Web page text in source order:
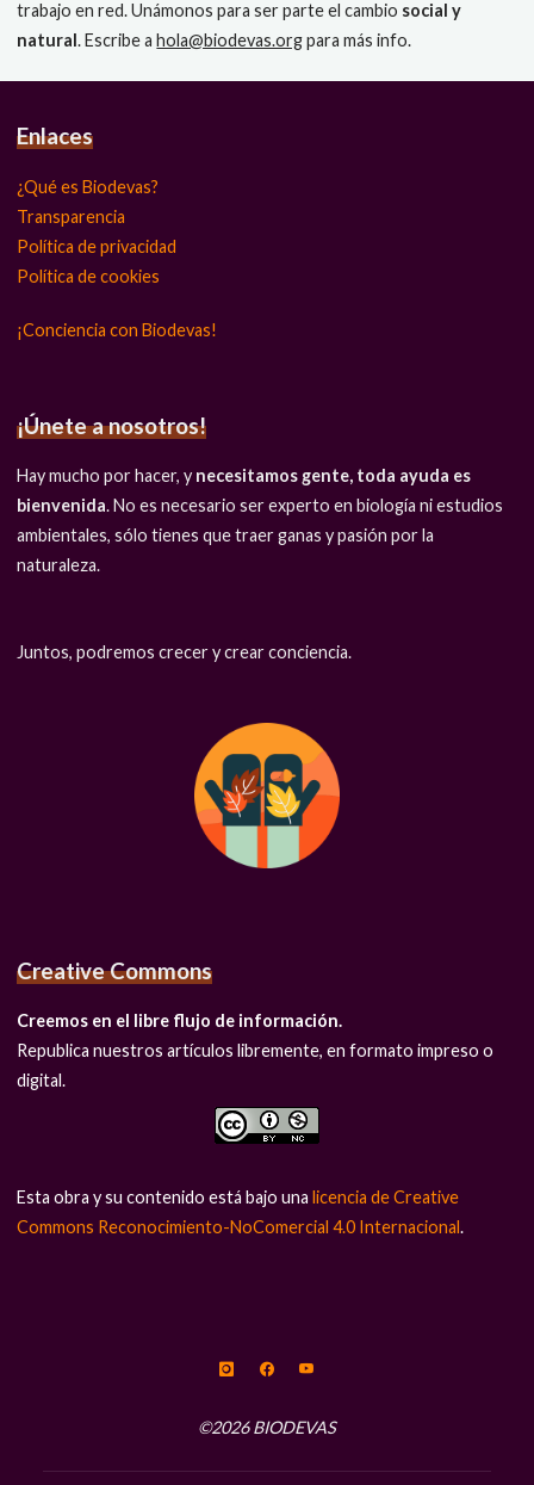
trabajo en red. Unámonos para ser parte el cambio social y
natural. Escribe ahola@biodevas.orgpara más info.
Enlaces
¿Qué es Biodevas?
Transparencia
Política de privacidad
Política de cookies
¡Conciencia con Biodevas!
¡Únete a nosotros!
Hay mucho por hacer, y necesitamos gente, toda ayuda es
bienvenida. No es necesario ser experto en biología ni estudios
ambientales, sólo tienes que traer ganas y pasión por la
naturaleza.
Juntos, podremos crecer y crear conciencia.
Creative Commons
Creemos en el libre flujo de información.
Republica nuestros artículos libremente, en formato impreso o
digital.
Esta obra y su contenido está bajo unalicencia de Creative
Commons Reconocimiento-NoComercial 4.0 Internacional.
©2026 BIODEVAS